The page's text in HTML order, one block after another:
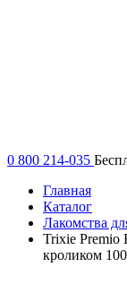
0 800 214-035
Главная
Каталог
Лакомства
Trixie Premio
кроликом